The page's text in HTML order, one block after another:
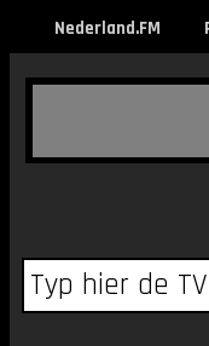
Nederland.FM